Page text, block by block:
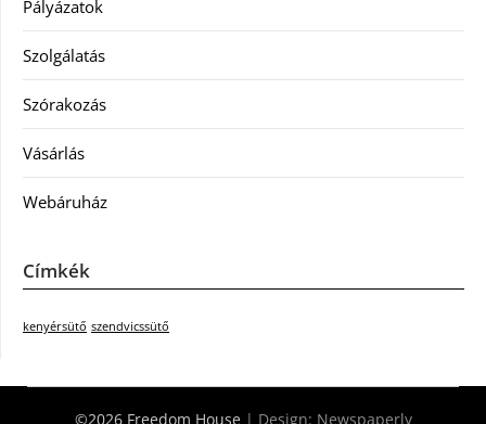
Pályázatok
Szolgálatás
Szórakozás
Vásárlás
Webáruház
Címkék
kenyérsütő szendvicssütő
©2026 Freedom House | Design: Newspaperly